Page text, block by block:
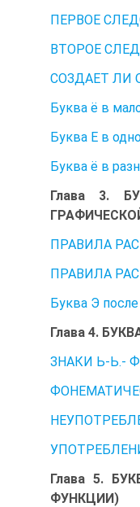
ПЕРВОЕ
ВТОРОЕ
СОЗДАЕТ ЛИ
Буква ё в
Буква Е в
Буква ё в
Глава 3.
ПРАВИЛА
ПРАВИЛА
Буква Э
Глава 4.
ЗНАКИ Ь-Ь.-
Глава 5.
ФУНКЦИИ)